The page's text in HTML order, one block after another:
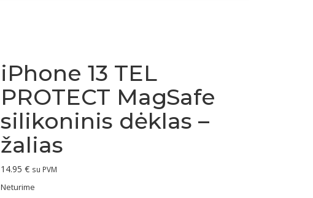
iPhone 13 TEL
PROTECT MagSafe
silikoninis dėklas –
žalias
14.95€ su PVM
Neturime